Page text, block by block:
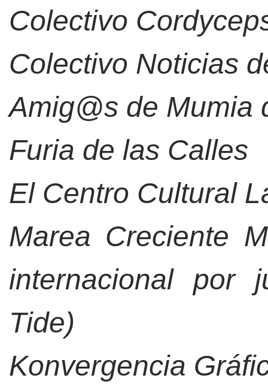
Colectivo
Colectivo Noticias
Amig@s de Mumia
Furia de las Calles
El Centro Cultural
Marea Creciente
internacional por
Tide)
Konvergencia